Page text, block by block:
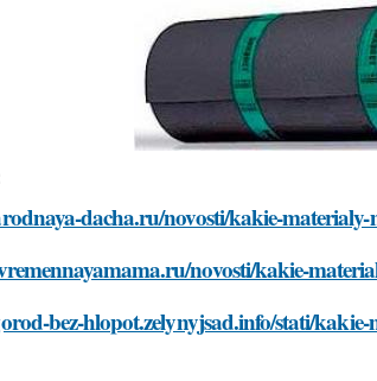
dacha.ru/novosti/kakie-
novosti/kakie-
bez-hlopot.zelynyjsad.info/stati/